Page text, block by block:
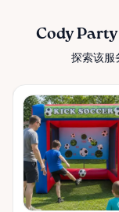
Cody
探索该服